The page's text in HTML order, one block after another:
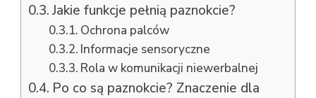
Jakie funkcje pełnią paznokcie?
Ochrona palców
Informacje sensoryczne
Rola w komunikacji niewerbalnej
Po co są paznokcie? Znaczenie dla